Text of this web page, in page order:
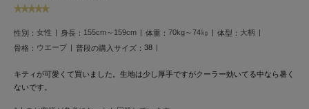
MUCHA
NEW Balance
ニューバランス
性別： 女性 身長： 155cm～159cm 体重： 70kg～74㎏ 体型： 大柄
骨格： ウエーブ 普段の購入サイズ： 38
キティが可愛くて買いました。生地は少し厚手ですがクーラー効いてる中なら暑く
ないです。